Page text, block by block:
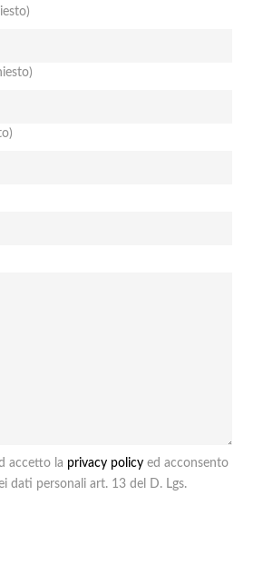
accetto la privacy policyed acconsento
dati personali art. 13 del D. Lgs.